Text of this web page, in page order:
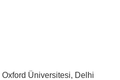
Oxford Üniversitesi, Delhi